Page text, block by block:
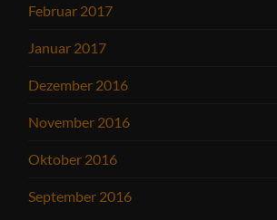
Februar 2017
Januar 2017
Dezember 2016
November 2016
Oktober 2016
September 2016